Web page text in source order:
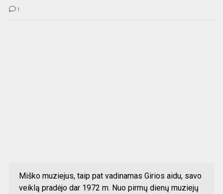
1
Miško muziejus, taip pat vadinamas Girios aidu, savo
veiklą pradėjo dar 1972 m. Nuo pirmų dienų muziejų